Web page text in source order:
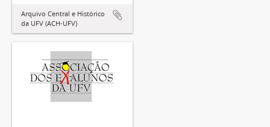
Arquivo Central e Histórico
da UFV (ACH-UFV)